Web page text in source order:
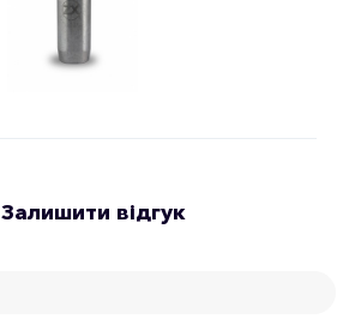
Залишити відгук